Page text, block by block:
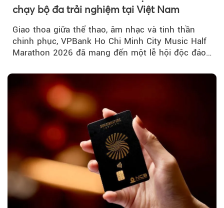
chạy bộ đa trải nghiệm tại Việt Nam
Giao thoa giữa thể thao, âm nhạc và tinh thần
chinh phục, VPBank Ho Chi Minh City Music Half
Marathon 2026 đã mang đến một lễ hội độc đáo